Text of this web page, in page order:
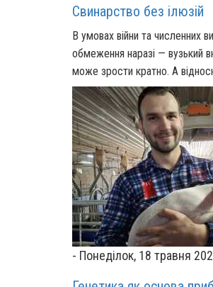
Свинарство без ілюзій
В умовах війни та численних
обмеження наразі — вузький
може зрости кратно. А
- Понеділок, 18 травня